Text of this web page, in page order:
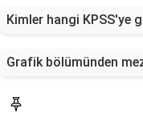
Kimler hangi KPSS'ye
Grafik bölümünden